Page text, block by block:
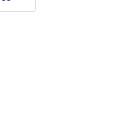
um toque natural e
vedação perfeita,
dos alimentos por
seguro e eficiente,
e protegendo-os contra